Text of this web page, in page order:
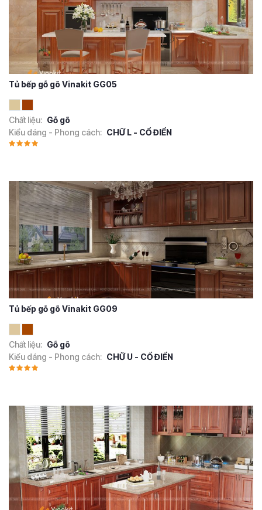
Tủ bếp gỗ gõ Vinakit GG05
Chất liệu: Gỗ gõ
Kiểu dáng - Phong cách: CHỮ L - CỔ ĐIỂN
Tủ bếp gỗ gõ Vinakit GG09
Chất liệu: Gỗ gõ
Kiểu dáng - Phong cách: CHỮ U - CỔ ĐIỂN